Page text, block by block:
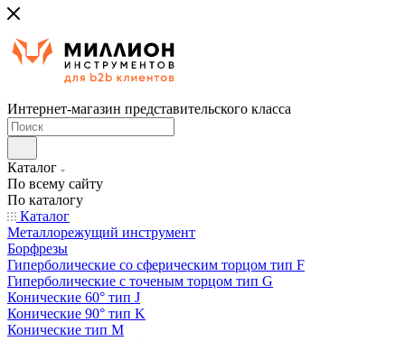
Интернет-магазин представительского класса
Каталог
По всему сайту
По каталогу
Каталог
Металлорежущий инструмент
Борфрезы
Гиперболические cо сферическим торцом тип F
Гиперболические с точеным торцом тип G
Конические 60° тип J
Конические 90° тип K
Конические тип M